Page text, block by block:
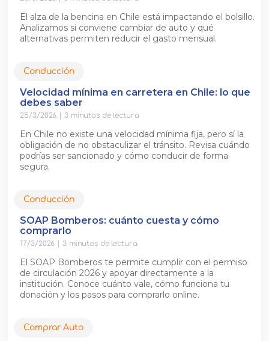
El alza de la bencina en Chile está impactando el bolsillo.
Analizamos si conviene cambiar de auto y qué
alternativas permiten reducir el gasto mensual.
Conducción
Velocidad mínima en carretera en Chile: lo que
debes saber
25/3/2026 3 minutos de lectura
En Chile no existe una velocidad mínima fija, pero sí la
obligación de no obstaculizar el tránsito. Revisa cuándo
podrías ser sancionado y cómo conducir de forma
segura.
Conducción
SOAP Bomberos: cuánto cuesta y cómo
comprarlo
17/3/2026 3 minutos de lectura
El SOAP Bomberos te permite cumplir con el permiso
de circulación 2026 y apoyar directamente a la
institución. Conoce cuánto vale, cómo funciona tu
donación y los pasos para comprarlo online.
Comprar Auto